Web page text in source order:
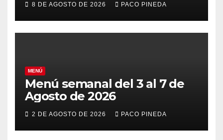
8 DE AGOSTO DE 2026 PACO PINEDA
MENÚ
Menú semanal del 3 al 7 de
Agosto de 2026
2 DE AGOSTO DE 2026 PACO PINEDA